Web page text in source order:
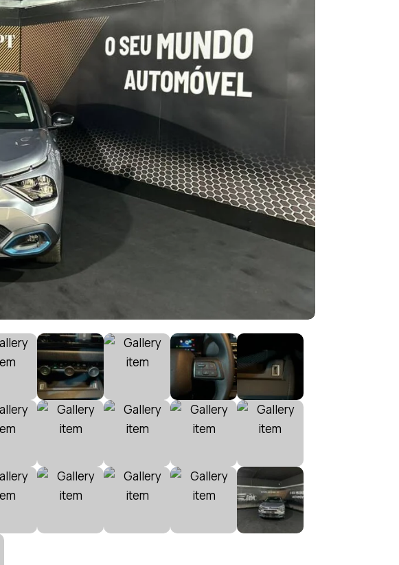
Estofos em Pele (17)
Fecho Centralizado com Comando
à Distância (42)
Sensores de Estacionamento (35)
Sistema de Tracção Integral (DTC)
(16)
Vidros Elétricos (41)